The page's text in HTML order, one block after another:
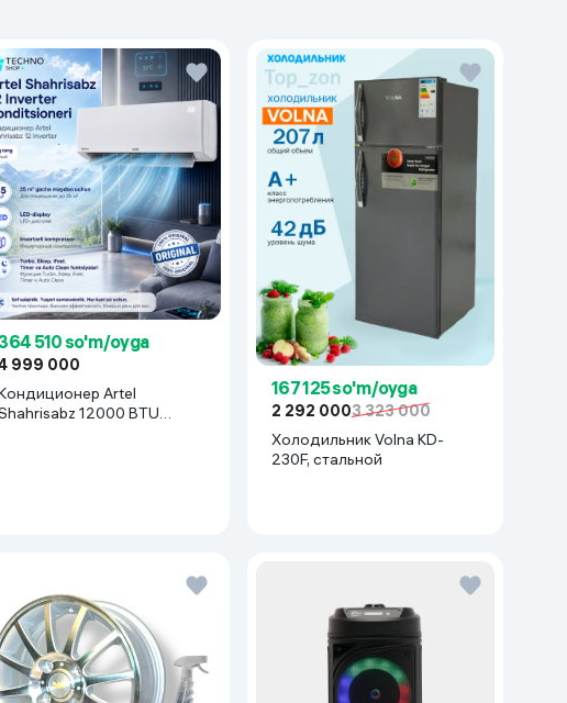
510 so'm/oyga
999 000
Artel
12000 BTU
167 125 so'm/oyga
2 292 0003 323 000
Холодильник Volna KD-
230F, стальной